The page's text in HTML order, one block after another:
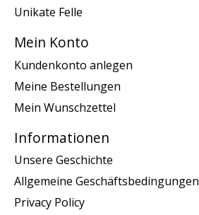
Unikate Felle
Mein Konto
Kundenkonto anlegen
Meine Bestellungen
Mein Wunschzettel
Informationen
Unsere Geschichte
Allgemeine Geschäftsbedingungen
Privacy Policy